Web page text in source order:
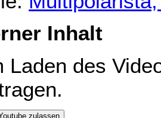
Inhalt
Laden des
zulassen